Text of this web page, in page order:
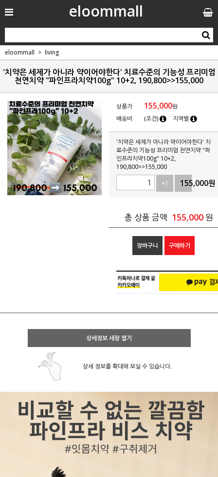
eloommall
eloommall living
'치약은 세제가 아니라 약이어야한다' 치료수준의 기능성 프리미엄
천연치약 "파인프라치약100g" 10+2, 190,800>>155,000
상품가 155,000원
배송비
(조건) 지역별
'치약은 세제가 아니라 약이어야한다' 치
료수준의 기능성 프리미엄 천연치약 "파
인프라치약100g" 10+2,
190,800>>155,000
+1
-1
155,000원
총 상품 금액 155,000 원
장바구니 구매하기
상세정보 새창 열기
상세 정보를 확대해 보실 수 있습니다.